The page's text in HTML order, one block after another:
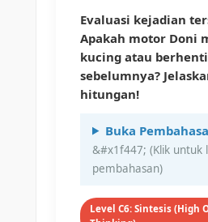
Evaluasi kejadian
Apakah motor Doni
kucing atau berhenti
sebelumnya?
hitungan!
Buka
Level C6: Sintesis (High